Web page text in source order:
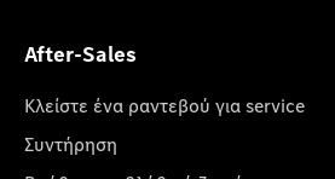
After-Sales
Κλείστε ένα ραντεβού για service
Συντήρηση